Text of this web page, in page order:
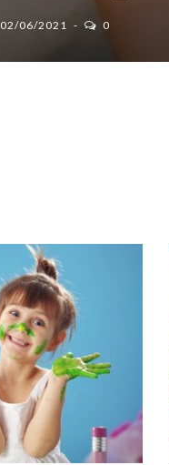
02/06/2021 0